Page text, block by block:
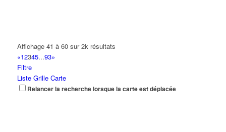
Affichage 41 à 60 sur 2k résultats
«12345...93»
Filtre
Liste Grille Carte
Relancer la recherche lorsque la carte est déplacée